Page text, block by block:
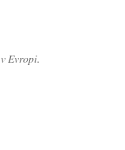
Evropi.